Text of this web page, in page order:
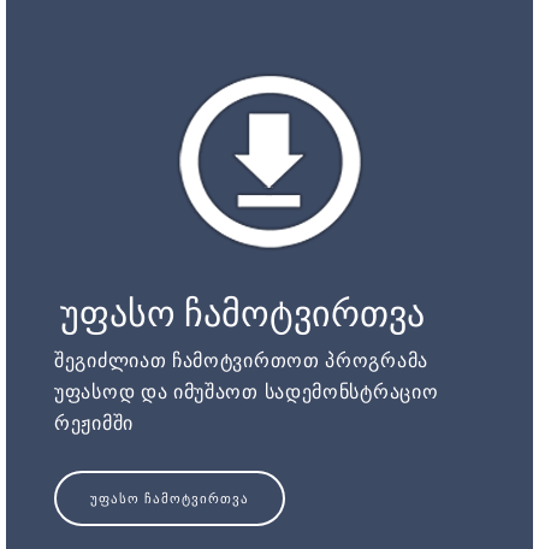
უფასო ჩამოტვირთვა
შეგიძლიათ ჩამოტვირთოთ პროგრამა
უფასოდ და იმუშაოთ სადემონსტრაციო
რეჟიმში
ᲣᲤᲐᲡᲝ ᲩᲐᲛᲝᲢᲕᲘᲠᲗᲕᲐ